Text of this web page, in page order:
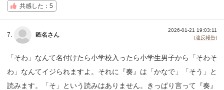
共感した：5
7. 匿名さん
2026-01-21 19:03:11
[違反報告]
「そわ」なんて名付けたら小学校入ったら小学生男子から「そわそ
わ」なんてイジられますよ。それに『奏』は「かなで」「そう」と
読みます。「そ」という読みはありません。きっぱり言って『奏』